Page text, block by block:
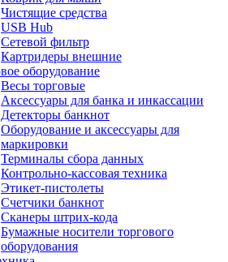
Чистящие средства
USB Hub
Сетевой фильтр
Картридеры внешние
оборудование
Весы торговые
Аксессуары для банка и инкассации
Детекторы банкнот
Оборудование и аксессуары для
маркировки
Терминалы сбора данных
Контрольно-кассовая техника
Этикет-пистолеты
Счетчики банкнот
Сканеры штрих-кода
Бумажные носители торгового
оборудования